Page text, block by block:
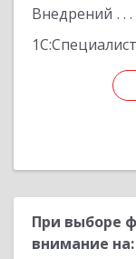
Внедрений
1С:Специалист
При выборе
внимание на: